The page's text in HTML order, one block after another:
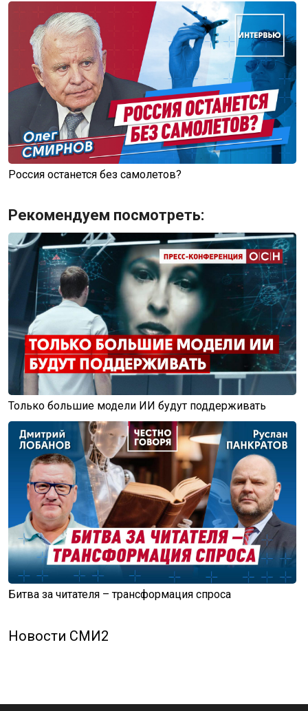
Россия останется без самолетов?
Рекомендуем посмотреть:
Только большие модели ИИ будут поддерживать
Битва за читателя – трансформация спроса
Новости СМИ2